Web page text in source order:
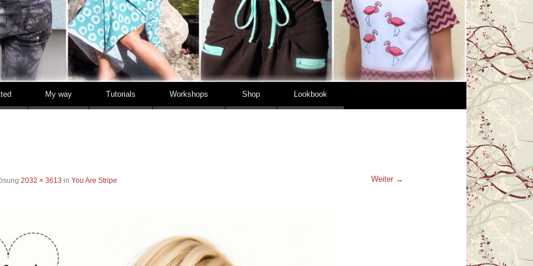
My way Tutorials Workshops Shop Lookbook
2032 × 3613 inYou Are Stripe Weiter →